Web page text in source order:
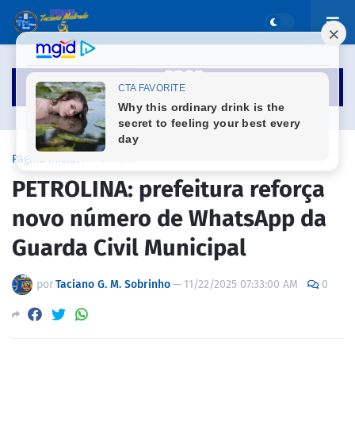
Página inicial
PETROLINA: prefeitura reforça
novo número de WhatsApp da
Guarda Civil Municipal
porTaciano G. M. Sobrinho— 11/22/2025 07:33:00 AM 0